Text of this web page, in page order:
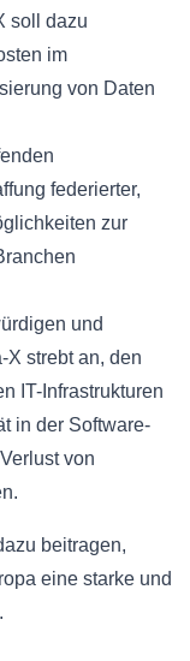
soll dazu
im
von Daten
federierter,
zur
und
X strebt an, den
IT-Infrastrukturen
in der Software-
von
beitragen,
eine starke und